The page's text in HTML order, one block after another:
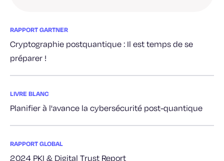
RAPPORT GARTNER
Cryptographie postquantique : Il est temps de se
préparer !
LIVRE BLANC
Planifier à l'avance la cybersécurité post-quantique
RAPPORT GLOBAL
2024 PKI & Digital Trust Report